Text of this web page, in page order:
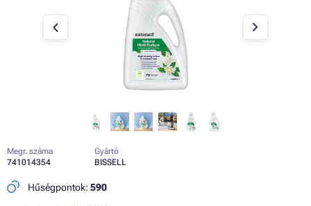
Megr. száma
741014354
Gyártó
BISSELL
Hűségpontok: 590